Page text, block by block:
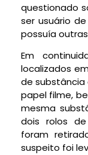
questionado
ser usuário
possuía
Em
localizados
de
papel filme,
mesma
dois rolos
foram
suspeito foi